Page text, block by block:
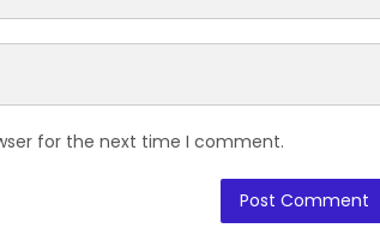
for the next time I comment.